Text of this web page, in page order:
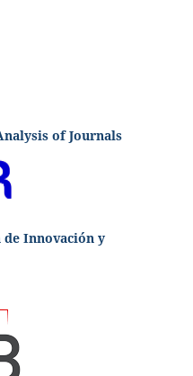
of Journals
de Innovación y